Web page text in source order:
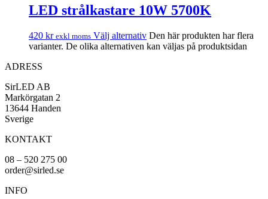
LED strålkastare 10W 5700K
420 kr exkl moms Välj alternativ Den här produkten har flera
varianter. De olika alternativen kan väljas på produktsidan
ADRESS
SirLED AB
Markörgatan 2
13644 Handen
Sverige
KONTAKT
08 – 520 275 00
order@sirled.se
INFO